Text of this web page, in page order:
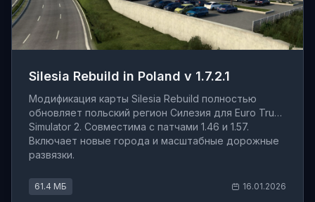
Silesia Rebuild in Poland v 1.7.2.1
Модификация карты Silesia Rebuild полностью
обновляет польский регион Силезия для Euro Truck
Simulator 2. Совместима с патчами 1.46 и 1.57.
Включает новые города и масштабные дорожные
развязки.
61.4 МБ 16.01.2026